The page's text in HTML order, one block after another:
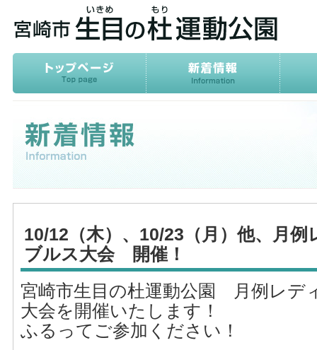
10/12（木）、10/23（月）他、月
ブルス大会 開催！
宮崎市生目の杜運動公園 月例レ
大会を開催いたします！
ふるってご参加ください！